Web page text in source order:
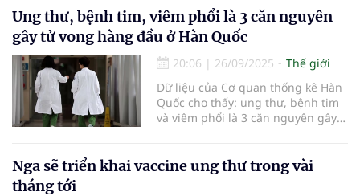
Ung thư, bệnh tim, viêm phổi là 3 căn nguyên
gây tử vong hàng đầu ở Hàn Quốc
20:06 | 26/09/2025
Thế giới
Dữ liệu của Cơ quan thống kê Hàn
Quốc cho thấy: ung thư, bệnh tim
và viêm phổi là 3 căn nguyên gây
Nga sẽ triển khai vaccine ung thư trong vài
tháng tới